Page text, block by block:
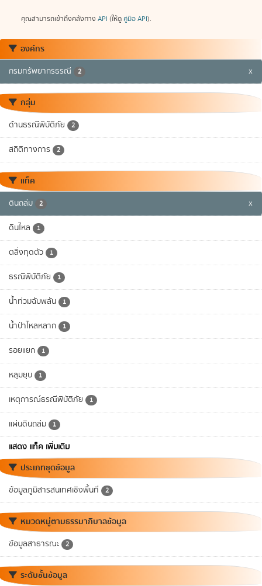
องค์กร
กรมทรัพยากรธรณี 2 x
กลุ่ม
ด้านธรณีพิบัติภัย 2
สถิติทางการ 2
แท็ค
ดินถล่ม 2 x
ดินไหล 1
ตลิ่งทุดตัว 1
ธรณีพิบัติภัย 1
น้ำท่วมฉับพลัน 1
น้ำป่าไหลหลาก 1
รอยแยก 1
หลุมยุบ 1
เหตุการณ์ธรณีพิบัติภัย 1
แผ่นดินถล่ม 1
แสดง แท็ค เพิ่มเติม
ประเภทชุดข้อมูล
ข้อมูลภูมิสารสนเทศเชิงพื้นที่ 2
หมวดหมู่ตามธรรมาภิบาลข้อมูล
ข้อมูลสาธารณะ 2
ระดับชั้นข้อมูล
คุณสามารถเข้าถึงคลังทาง API (ให้ดู คู่มือ API).